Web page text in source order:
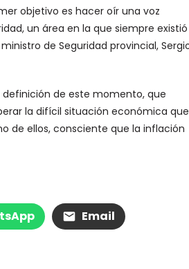
objetivo es hacer oír una voz
un área en la que siempre existió
de Seguridad provincial,
definición de este momento, que
la difícil situación económica que
de ellos, consciente que la inflación
Email